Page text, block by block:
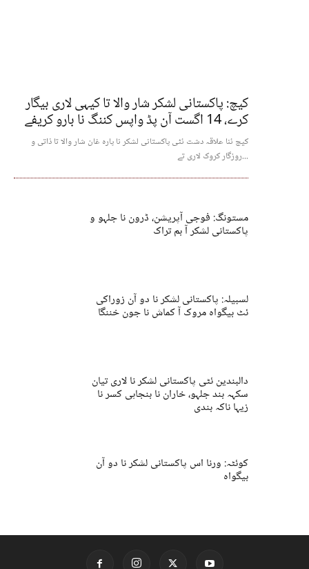
کیچ: پاکستانی لشکر شار والا تا کیہی لاری بیگار
کرے، 14 اگست آن پڈ واپس کننگ نا بارو کریفے
کیچ ئنا علاقہ دشت ئٹی پاکستانی لشکر نا پارہ غان شار والا تا ذاتی و
روزگار کروک لاری تے...
مستونگ: فوجی آپریشن، ڈرون نا جلہو و
پاکستانی لشکر آ بم تراک
لسبیلہ: پاکستانی لشکر نا دو آن زوراکی
ئٹ بیگواہ مروک آ کماش نا جون خننگا
دالبندین ئٹی پاکستانی لشکر نا لاری تیان
سکہہ بند جلہو، خاران نا بنجاہی کسر نا
زیہا ناکہ بندی
کوئٹہ: ورنا اس پاکستانی لشکر نا دو آن
بیگواہ